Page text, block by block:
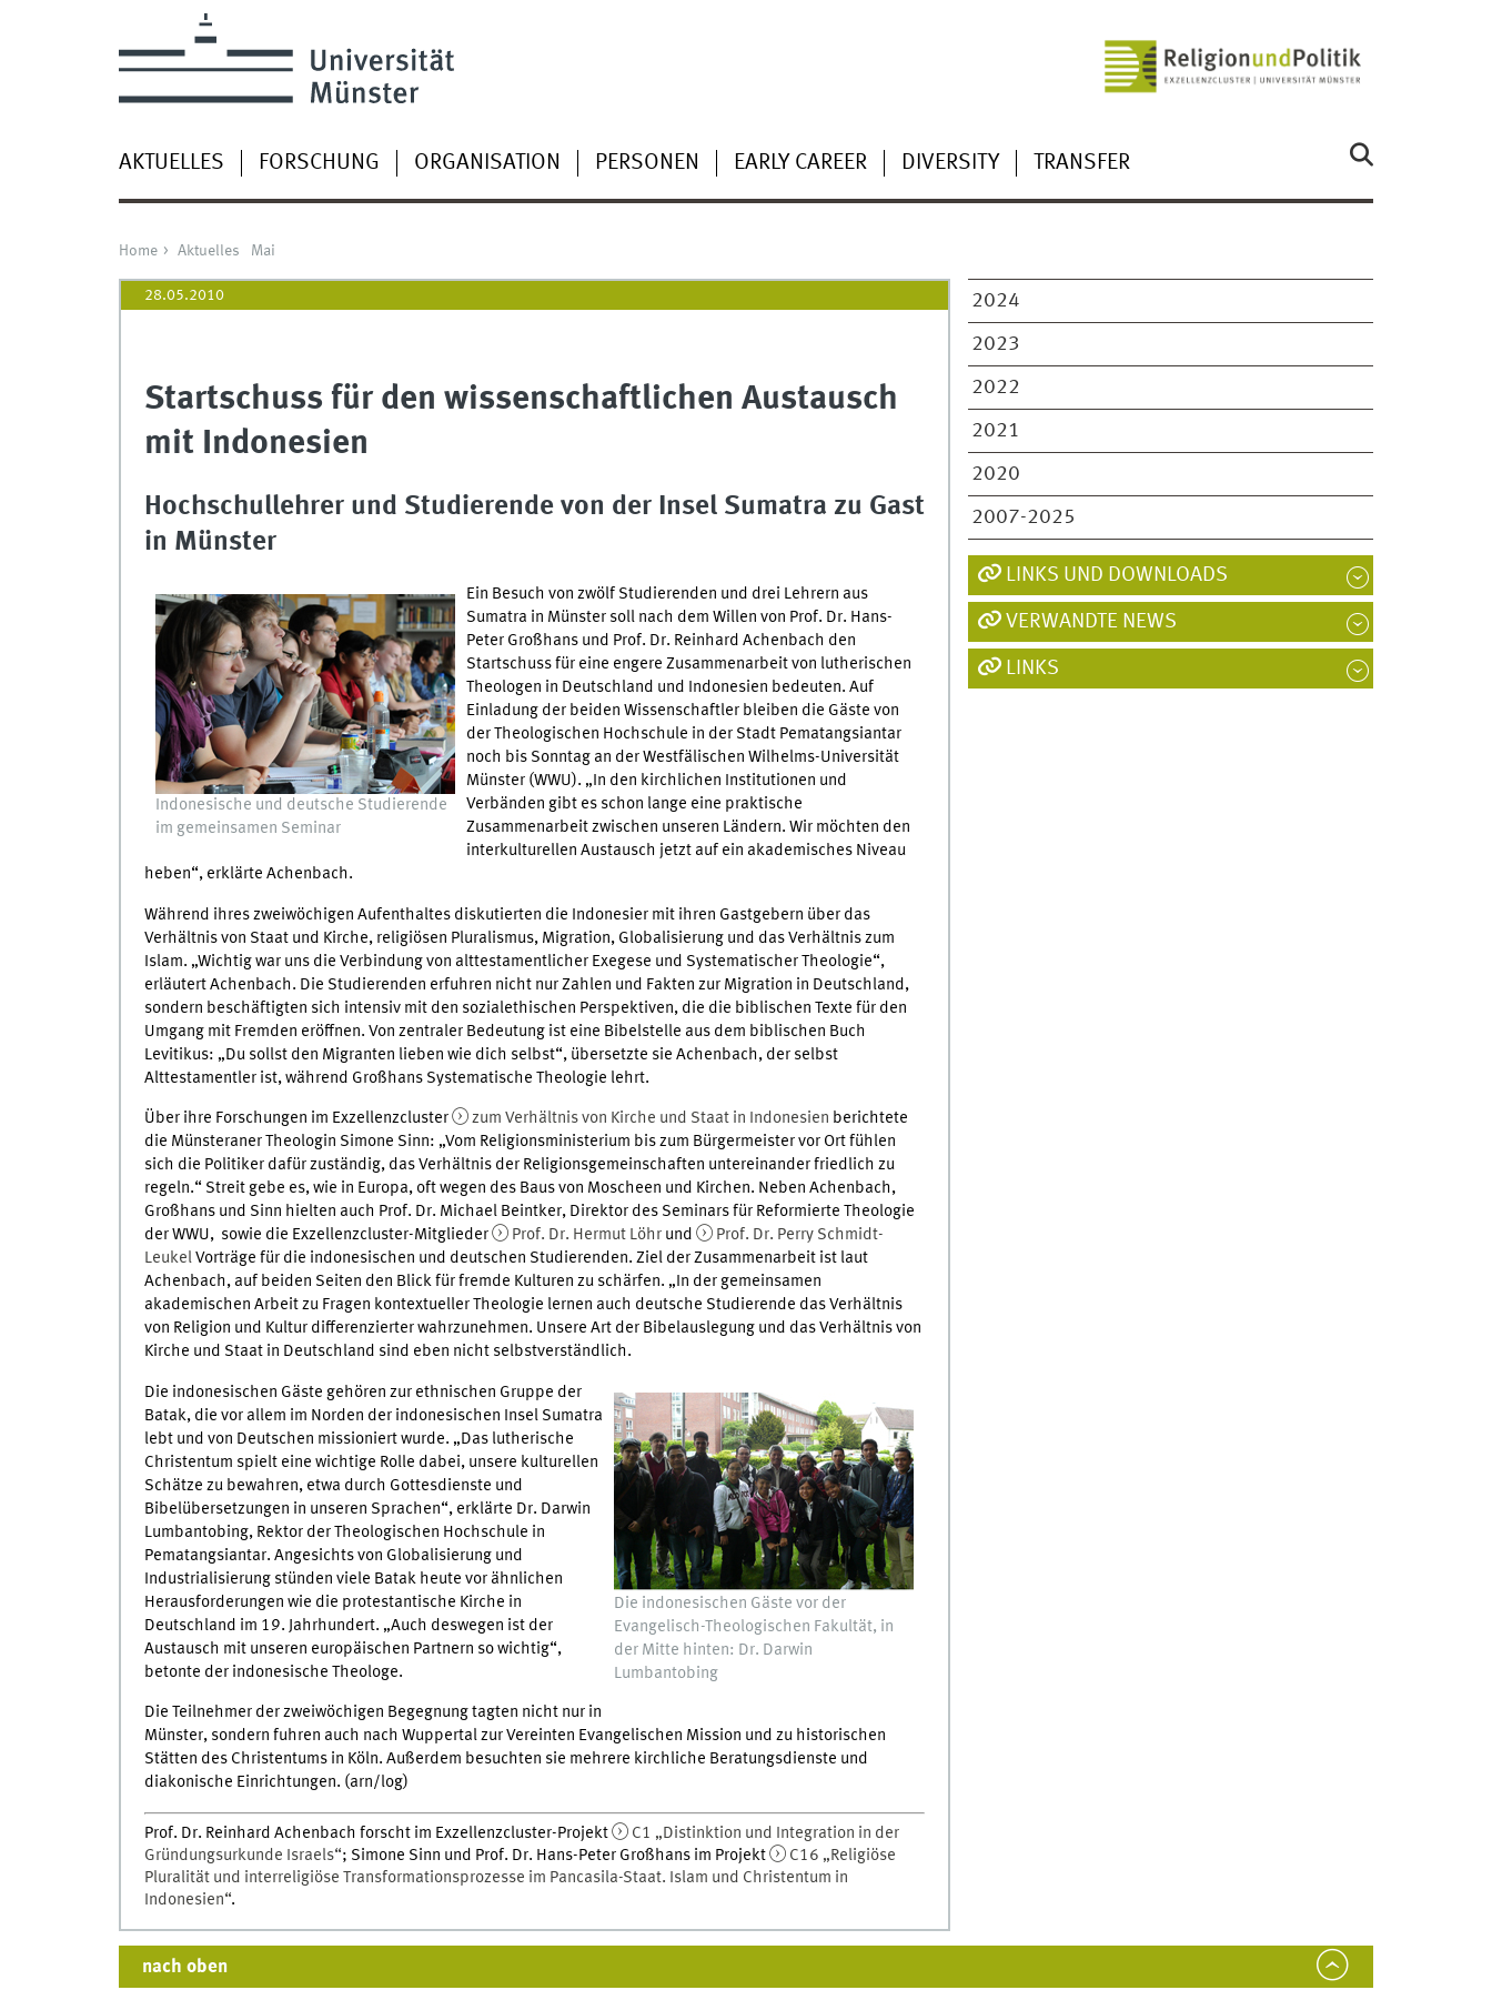
AKTUELLES FORSCHUNG ORGANISATION PERSONEN EARLY CAREER DIVERSITY TRANSFER
Home Aktuelles Mai
2024
2023
2022
2021
2020
2007-2025
28.05.2010
Startschuss für den wissenschaftlichen Austausch
mit Indonesien
Hochschullehrer und Studierende von der Insel Sumatra zu Gast
in Münster
Indonesische und deutsche Studierende
im gemeinsamen Seminar
Ein Besuch von zwölf Studierenden und drei Lehrern aus
Sumatra in Münster soll nach dem Willen von Prof. Dr. Hans-
Peter Großhans und Prof. Dr. Reinhard Achenbach den
Startschuss für eine engere Zusammenarbeit von lutherischen
Theologen in Deutschland und Indonesien bedeuten. Auf
Einladung der beiden Wissenschaftler bleiben die Gäste von
der Theologischen Hochschule in der Stadt Pematangsiantar
noch bis Sonntag an der Westfälischen Wilhelms-Universität
Münster (WWU). „In den kirchlichen Institutionen und
Verbänden gibt es schon lange eine praktische
Zusammenarbeit zwischen unseren Ländern. Wir möchten den
interkulturellen Austausch jetzt auf ein akademisches Niveau
heben“, erklärte Achenbach.
Während ihres zweiwöchigen Aufenthaltes diskutierten die Indonesier mit ihren Gastgebern über das
Verhältnis von Staat und Kirche, religiösen Pluralismus, Migration, Globalisierung und das Verhältnis zum
Islam. „Wichtig war uns die Verbindung von alttestamentlicher Exegese und Systematischer Theologie“,
erläutert Achenbach. Die Studierenden erfuhren nicht nur Zahlen und Fakten zur Migration in Deutschland,
sondern beschäftigten sich intensiv mit den sozialethischen Perspektiven, die die biblischen Texte für den
Umgang mit Fremden eröffnen. Von zentraler Bedeutung ist eine Bibelstelle aus dem biblischen Buch
Levitikus: „Du sollst den Migranten lieben wie dich selbst“, übersetzte sie Achenbach, der selbst
Alttestamentler ist, während Großhans Systematische Theologie lehrt.
Über ihre Forschungen im Exzellenzcluster zum Verhältnis von Kirche und Staat in Indonesien berichtete
die Münsteraner Theologin Simone Sinn: „Vom Religionsministerium bis zum Bürgermeister vor Ort fühlen
sich die Politiker dafür zuständig, das Verhältnis der Religionsgemeinschaften untereinander friedlich zu
regeln.“ Streit gebe es, wie in Europa, oft wegen des Baus von Moscheen und Kirchen. Neben Achenbach,
Großhans und Sinn hielten auch Prof. Dr. Michael Beintker, Direktor des Seminars für Reformierte Theologie
der WWU, sowie die Exzellenzcluster-Mitglieder
Prof. Dr. Hermut Löhrund
Prof. Dr. Perry Schmidt-
LeukelVorträge für die indonesischen und deutschen Studierenden. Ziel der Zusammenarbeit ist laut
Achenbach, auf beiden Seiten den Blick für fremde Kulturen zu schärfen. „In der gemeinsamen
akademischen Arbeit zu Fragen kontextueller Theologie lernen auch deutsche Studierende das Verhältnis
von Religion und Kultur differenzierter wahrzunehmen. Unsere Art der Bibelauslegung und das Verhältnis von
Kirche und Staat in Deutschland sind eben nicht selbstverständlich.
Die indonesischen Gäste vor der
Evangelisch-Theologischen Fakultät, in
der Mitte hinten: Dr. Darwin
Lumbantobing
Die indonesischen Gäste gehören zur ethnischen Gruppe der
Batak, die vor allem im Norden der indonesischen Insel Sumatra
lebt und von Deutschen missioniert wurde. „Das lutherische
Christentum spielt eine wichtige Rolle dabei, unsere kulturellen
Schätze zu bewahren, etwa durch Gottesdienste und
Bibelübersetzungen in unseren Sprachen“, erklärte Dr. Darwin
Lumbantobing, Rektor der Theologischen Hochschule in
Pematangsiantar. Angesichts von Globalisierung und
Industrialisierung stünden viele Batak heute vor ähnlichen
Herausforderungen wie die protestantische Kirche in
Deutschland im 19. Jahrhundert. „Auch deswegen ist der
Austausch mit unseren europäischen Partnern so wichtig“,
betonte der indonesische Theologe.
Die Teilnehmer der zweiwöchigen Begegnung tagten nicht nur in
Münster, sondern fuhren auch nach Wuppertal zur Vereinten Evangelischen Mission und zu historischen
Stätten des Christentums in Köln. Außerdem besuchten sie mehrere kirchliche Beratungsdienste und
diakonische Einrichtungen. (arn/log)
Prof. Dr. Reinhard Achenbach forscht im Exzellenzcluster-Projekt
C1 „Distinktion und Integration in der
Gründungsurkunde Israels“; Simone Sinn und Prof. Dr. Hans-Peter Großhans im Projekt
C16 „Religiöse
Pluralität und interreligiöse Transformationsprozesse im Pancasila-Staat. Islam und Christentum in
Indonesien“.
LINKS UND DOWNLOADS
VERWANDTE NEWS
LINKS
nach oben